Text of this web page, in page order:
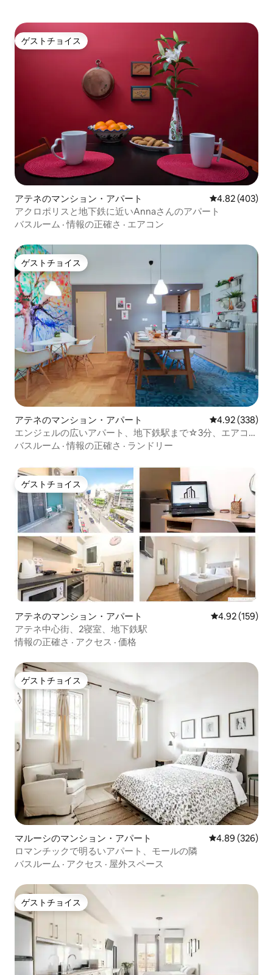
秘密の場所をすべてご提供いたします。
アテネのツアーもご提供しています。ゲ
ストには24時間年中無休で対応し、最高
の体験を提供しています！！お気軽にご
リーで知られる通りにある素晴らしいエ
リアにある宿泊先です。アクロポリス、
クカキ、プラカなどの観光スポットまで
徒歩ですぐで、地下鉄の駅までわずか50
メートルで、市内全体に簡単にアクセス
できます。 空港からの送迎を手配するよ
うにお願いするか、地下鉄で簡単に家に
行くことができます。地下鉄の駅はアク
ロポリスと呼ばれ、わずか50メートル先
です。 前のゲストまたは次のゲストの到
着または出発に応じて、アーリーチェッ
クインまたはレイトチェックアウトを提
供できるよう最善を尽くします。 こちら
す： 1) The Loft monastiraki
https://www.airbnb.gr/rooms/20843360?
preview_for_ml 2) AthenStay Koukaki
（アクロポリス博物館の隣）
https://www.airbnb.gr/rooms/19521125?
preview_for_ml=true 宿泊施設は、アー
トギャラリーで知られる通りの素晴らし
いエリアにあります。パルテノン、アク
ロポリス博物館、プラカなどの観光スポ
ットまで徒歩わずか1分で、地下鉄駅まで
わずか50メートルで市内全体に簡単にア
クセスできます。この宿泊先を予約した
ことを後悔させない最も安全なエリアの1
つです。
し、交通機関や最
する必要な情報
はナイトライフと
有名なエクサルヘ
ゲストチョイス
ゲストチョイス
アテネのマンション・アパート レビュー403
4.82 (403)
アクロポリスと地下鉄に近いAnnaさんのアパート
バスルーム ·情報の正確さ · エアコン
ゲストチョイス
ゲストチョイス
アテネのマンション・アパート レビュー338
4.92 (338)
エンジェルの広いアパート、地下鉄駅まで☆3分、エアコン
☆、☆Netflix、☆iMac、☆PS4☆
バスルーム ·情報の正確さ · ランドリー
ゲストチョイス
ゲストチョイス
アテネのマンション・アパート レビュー159
4.92 (159)
アテネ中心街、2寝室、地下鉄駅
情報の正確さ · アクセス · 価格
ゲストチョイス
ゲストチョイス
マルーシのマンション・アパート レビュー326
4.89 (326)
ロマンチックで明るいアパート、モールの隣
バスルーム · アクセス · 屋外スペース
ゲストチョイス
ゲストチョイス